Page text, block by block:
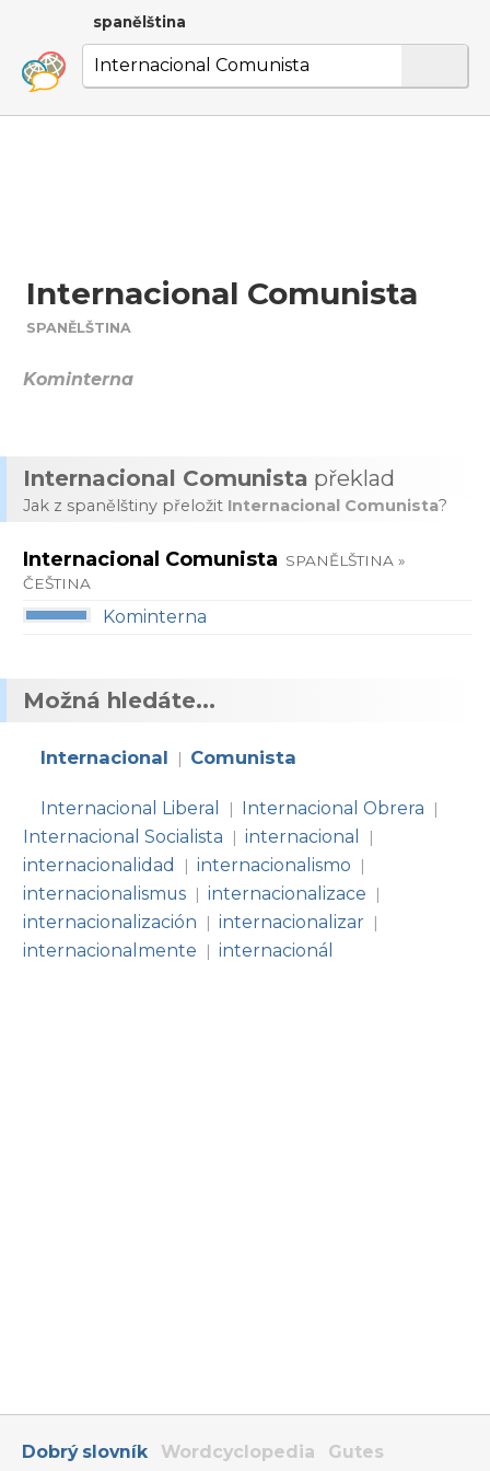
spanělština
Internacional Comunista
SPANĚLŠTINA
Kominterna
Internacional Comunista překlad
Jak z spanělštiny přeložit Internacional Comunista?
Internacional Comunista SPANĚLŠTINA »
ČEŠTINA
Kominterna
Možná hledáte...
Internacional | Comunista
Internacional Liberal | Internacional Obrera |
Internacional Socialista | internacional |
internacionalidad | internacionalismo |
internacionalismus | internacionalizace |
internacionalización | internacionalizar |
internacionalmente | internacionál
Dobrý slovník Wordcyclopedia Gutes